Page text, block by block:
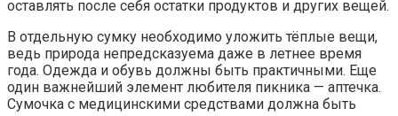
оставлять после себя остатки продуктов и других вещей.
В отдельную сумку необходимо уложить тёплые вещи,
ведь природа непредсказуема даже в летнее время
года. Одежда и обувь должны быть практичными. Еще
один важнейший элемент любителя пикника — аптечка.
Сумочка с медицинскими средствами должна быть